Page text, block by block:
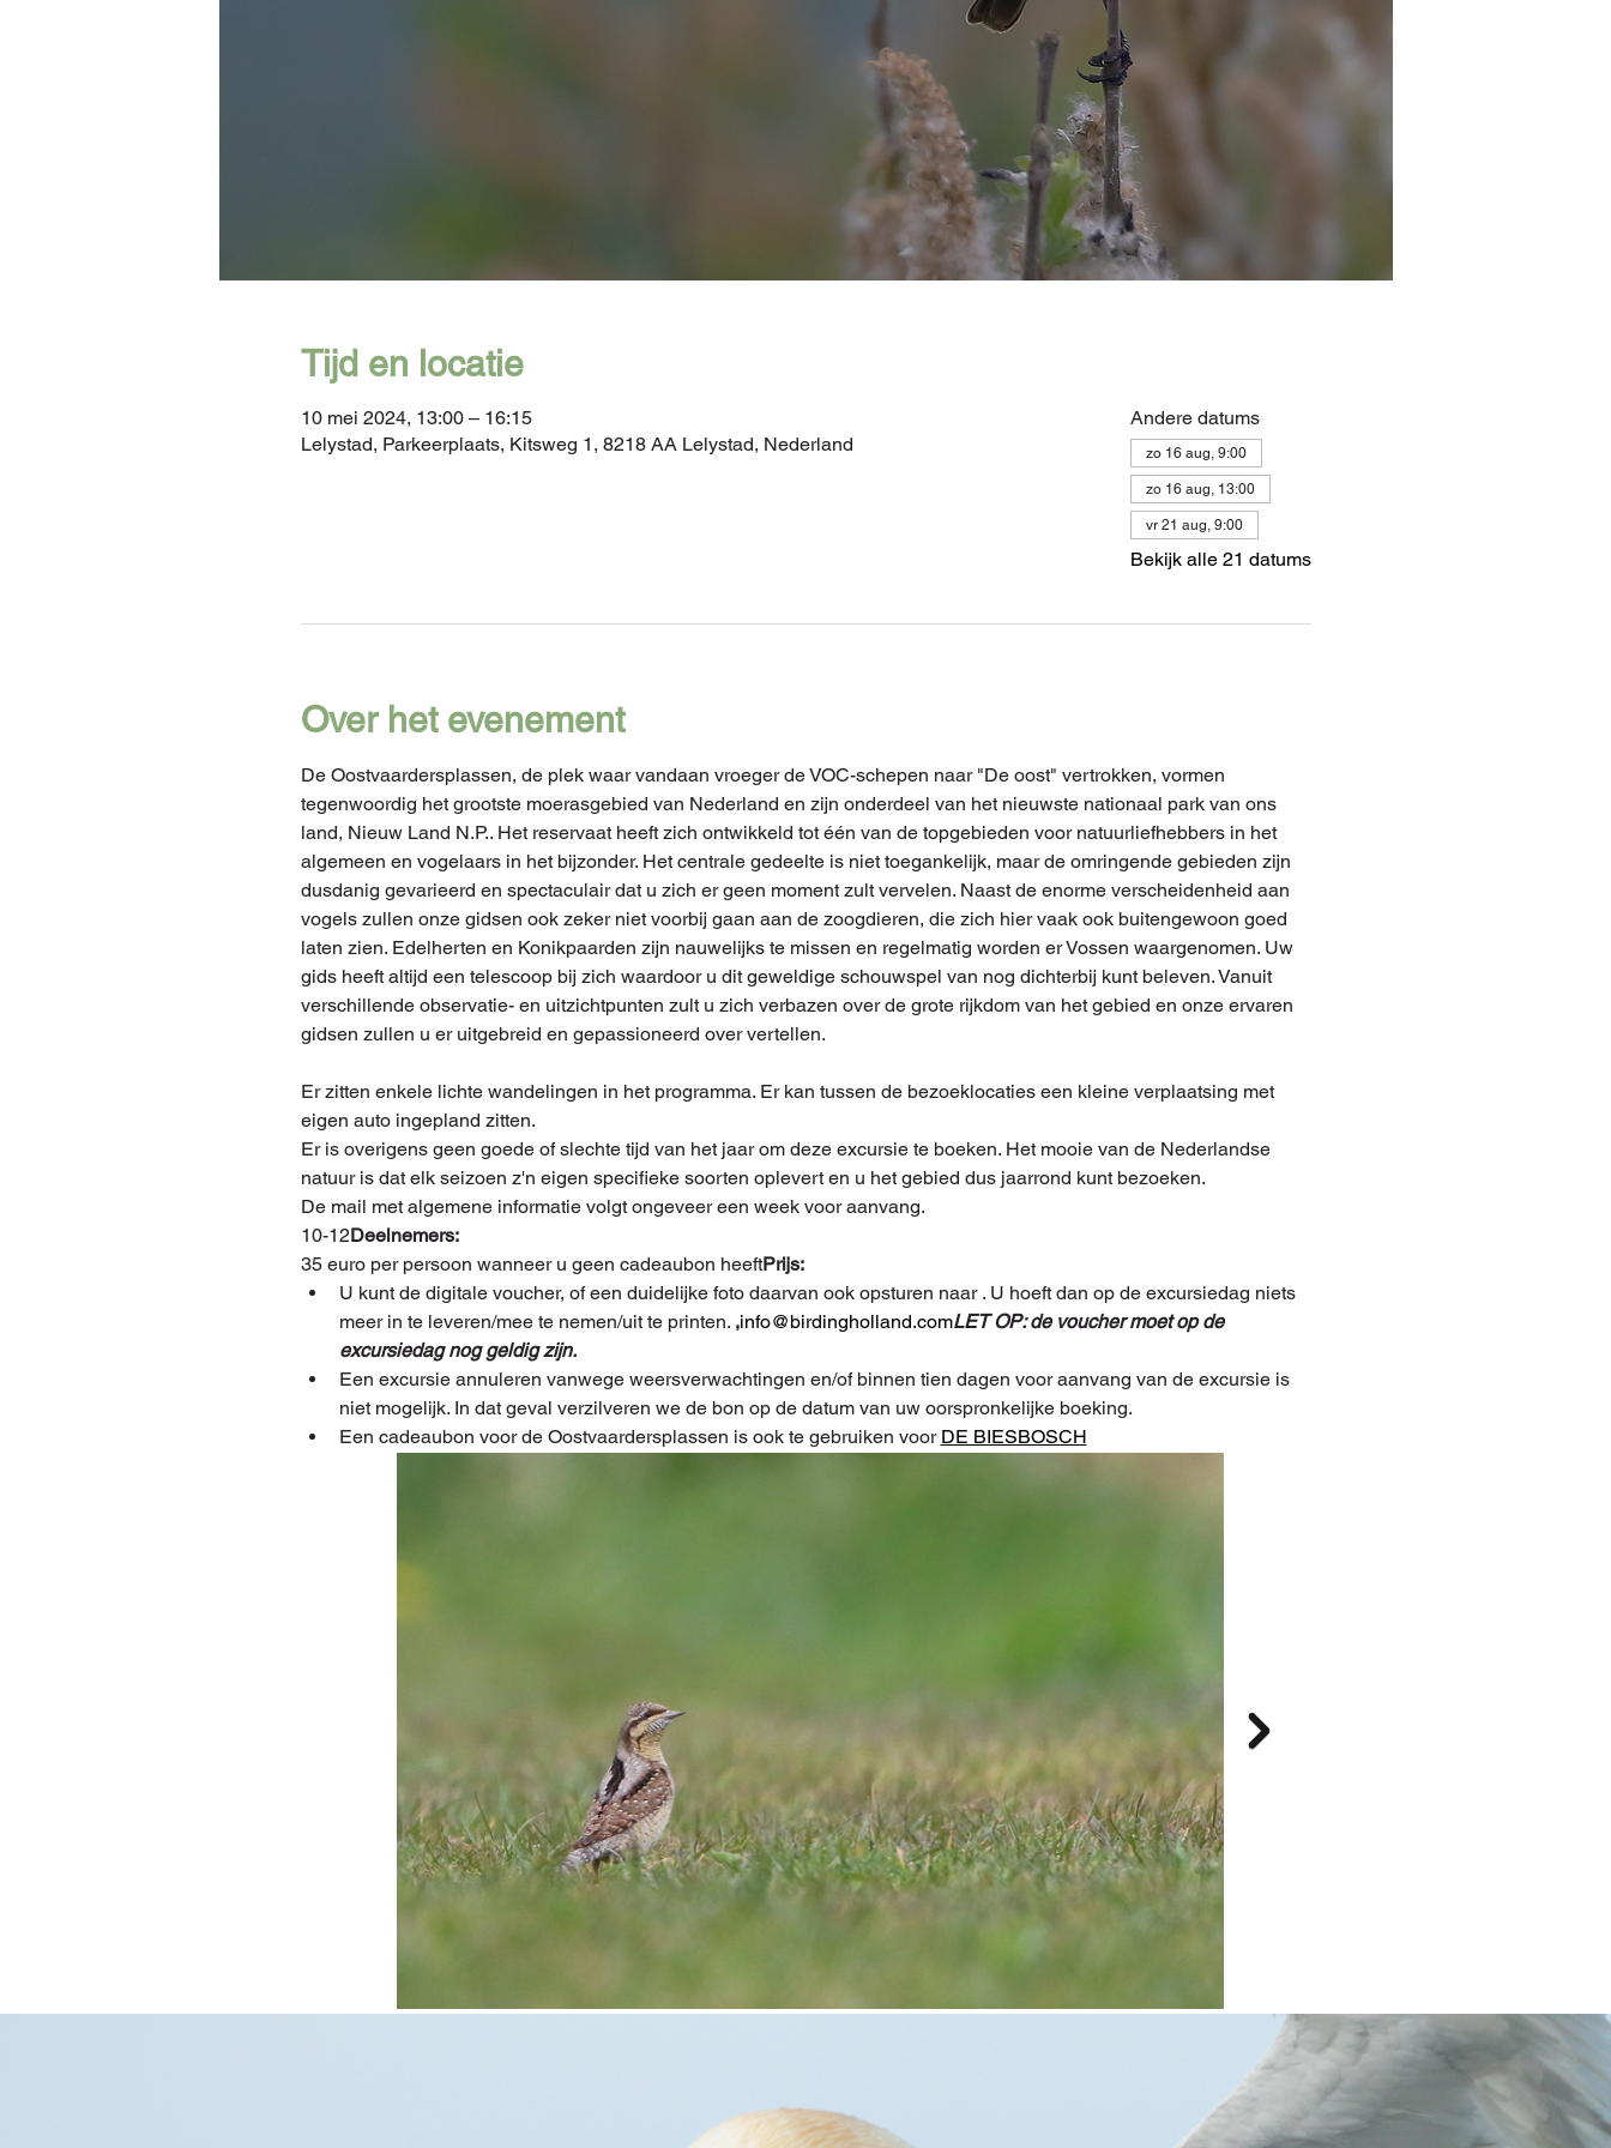
Tijd en locatie
10 mei 2024, 13:00 – 16:15
Lelystad, Parkeerplaats, Kitsweg 1, 8218 AA Lelystad, Nederland
Andere datums
zo 16 aug, 9:00
zo 16 aug, 13:00
vr 21 aug, 9:00
Bekijk alle 21 datums
Over het evenement
De Oostvaardersplassen, de plek waar vandaan vroeger de VOC-schepen naar "De oost" vertrokken, vormen
tegenwoordig het grootste moerasgebied van Nederland en zijn onderdeel van het nieuwste nationaal park van ons
land, Nieuw Land N.P.. Het reservaat heeft zich ontwikkeld tot één van de topgebieden voor natuurliefhebbers in het
algemeen en vogelaars in het bijzonder. Het centrale gedeelte is niet toegankelijk, maar de omringende gebieden zijn
dusdanig gevarieerd en spectaculair dat u zich er geen moment zult vervelen. Naast de enorme verscheidenheid aan
vogels zullen onze gidsen ook zeker niet voorbij gaan aan de zoogdieren, die zich hier vaak ook buitengewoon goed
laten zien. Edelherten en Konikpaarden zijn nauwelijks te missen en regelmatig worden er Vossen waargenomen. Uw
gids heeft altijd een telescoop bij zich waardoor u dit geweldige schouwspel van nog dichterbij kunt beleven. Vanuit
verschillende observatie- en uitzichtpunten zult u zich verbazen over de grote rijkdom van het gebied en onze ervaren
gidsen zullen u er uitgebreid en gepassioneerd over vertellen.
Er zitten enkele lichte wandelingen in het programma. Er kan tussen de bezoeklocaties een kleine verplaatsing met
eigen auto ingepland zitten.
Er is overigens geen goede of slechte tijd van het jaar om deze excursie te boeken. Het mooie van de Nederlandse
natuur is dat elk seizoen z'n eigen specifieke soorten oplevert en u het gebied dus jaarrond kunt bezoeken.
De mail met algemene informatie volgt ongeveer een week voor aanvang.
10-12Deelnemers:
35 euro per persoon wanneer u geen cadeaubon heeftPrijs:
U kunt de digitale voucher, of een duidelijke foto daarvan ook opsturen naar . U hoeft dan op de excursiedag niets
meer in te leveren/mee te nemen/uit te printen. ,info@birdingholland.comLET OP: de voucher moet op de
excursiedag nog geldig zijn.
Een excursie annuleren vanwege weersverwachtingen en/of binnen tien dagen voor aanvang van de excursie is
niet mogelijk. In dat geval verzilveren we de bon op de datum van uw oorspronkelijke boeking.
Een cadeaubon voor de Oostvaardersplassen is ook te gebruiken voor DE BIESBOSCH